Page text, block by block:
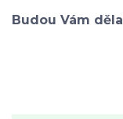
Budou Vám